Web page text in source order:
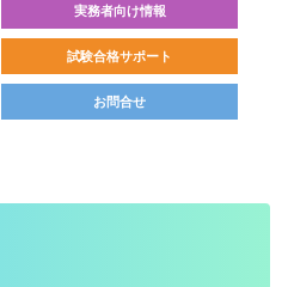
実務者向け情報
試験合格サポート
お問合せ